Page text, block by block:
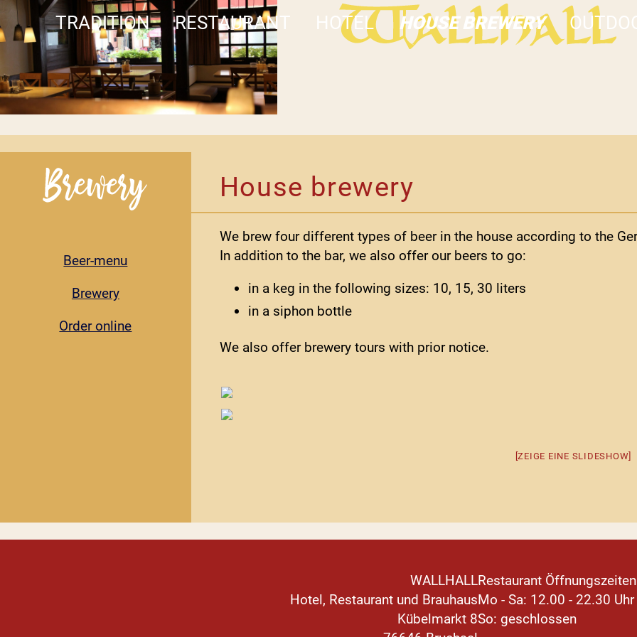
TRADITION RESTAURANT HOTEL HOUSE BREWERY
Beer-menu
Brewery
Order online
House brewery
We brew four different types of beer in the house according to the
In addition to the bar, we also offer our beers to go:
in a keg in the following sizes: 10, 15, 30 liters
in a siphon bottle
We also offer brewery tours with prior notice.
[ZEIGE EINE SLIDESHOW]
WALLHALL
Hotel, Restaurant und Brauhaus
Kübelmarkt 8
Restaurant
Mo - Sa: 12.00 - 22.30 Uhr
So: geschlossen